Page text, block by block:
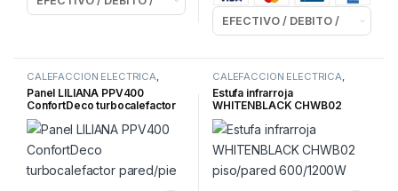
CALEFACCION ELECTRICA,
PANELES
Panel LILIANA PPV400
ConfortDeco turbocalefactor
pared/pie
CALEFACCION ELECTRICA,
INFRARROJAS
Estufa infrarroja
WHITENBLACK CHWB02
piso/pared 600/1200W